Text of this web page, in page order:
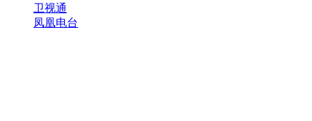
卫视通
凤凰电台